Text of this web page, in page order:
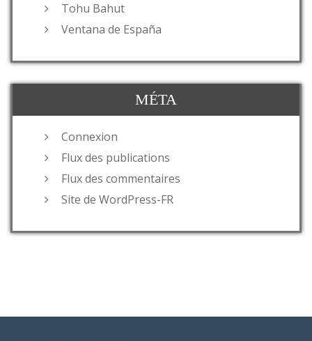
Tohu Bahut
Ventana de España
MÉTA
Connexion
Flux des publications
Flux des commentaires
Site de WordPress-FR